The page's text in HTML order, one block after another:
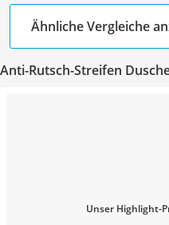
Ähnliche Vergleiche
Anti-Rutsch-Streifen
Unser Highlight-